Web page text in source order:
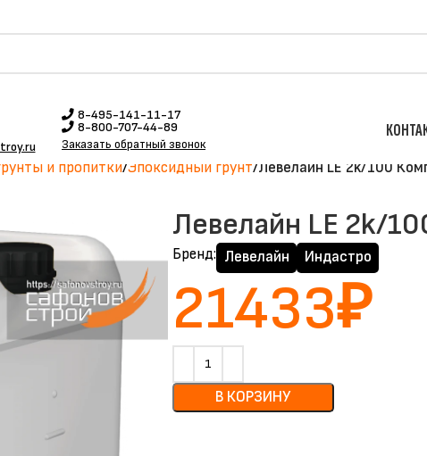
8-495-141-11-17
8-800-707-44-89
Заказать обратный звонок
и пропитки Эпоксидный грунт Левелайн LE 2k/100
Левелайн LE 2k/
Бренд: Левелайн Индастро
21433₽
В КОРЗИНУ